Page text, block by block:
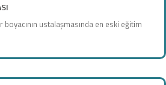
boyacının ustalaşmasında en eski eğitim